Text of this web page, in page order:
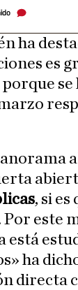
ha
es
, si
Por este
está
ha
directa